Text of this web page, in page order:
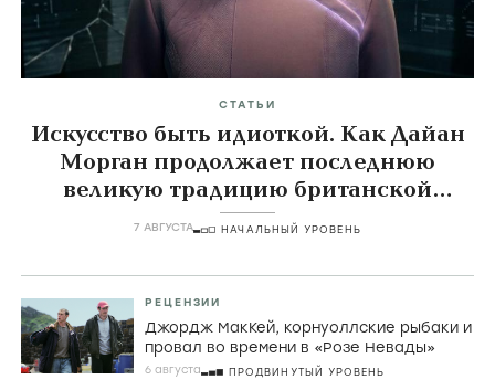
СТАТЬИ
Искусство быть идиоткой. Как Дайан
Морган продолжает последнюю
великую традицию британской
комедии
7 АВГУСТА НАЧАЛЬНЫЙ УРОВЕНЬ
РЕЦЕНЗИИ
Джордж МакКей, корнуоллские рыбаки и
провал во времени в «Розе Невады»
6 августа ПРОДВИНУТЫЙ УРОВЕНЬ